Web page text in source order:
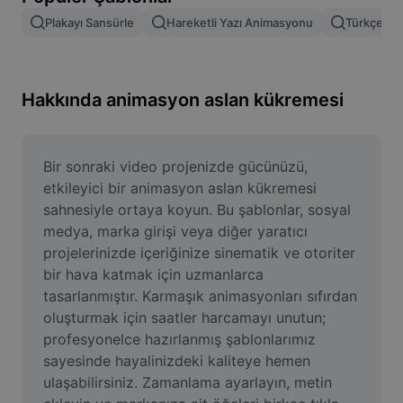
Resim arka planını kaldırma
Resim İyileştirme Aracı
Çevrimiçi Fotoğraf Düzenleyici
Mizah Görseli Oluşturucu
AI Text Remover
AI People Remover
AI Inpainting
Face Cutout
Plakayı Sansürle Hareketli Yazı Animasyonu Türkçe
Hakkında animasyon aslan kükremesi
Bir sonraki video projenizde gücünüzü,
etkileyici bir animasyon aslan kükremesi
sahnesiyle ortaya koyun. Bu şablonlar, sosyal
medya, marka girişi veya diğer yaratıcı
projelerinizde içeriğinize sinematik ve otoriter
bir hava katmak için uzmanlarca
tasarlanmıştır. Karmaşık animasyonları sıfırdan
oluşturmak için saatler harcamayı unutun;
profesyonelce hazırlanmış şablonlarımız
sayesinde hayalinizdeki kaliteye hemen
ulaşabilirsiniz. Zamanlama ayarlayın, metin